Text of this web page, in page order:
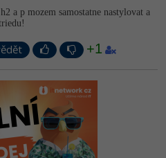
a p mozem samostatne nastylovat a
+1